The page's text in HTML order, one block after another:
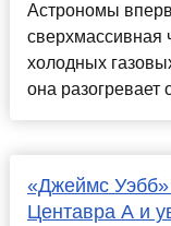
Астрономы
сверхмассивная
холодных
она разогревает
«Джеймс
Центавра A и